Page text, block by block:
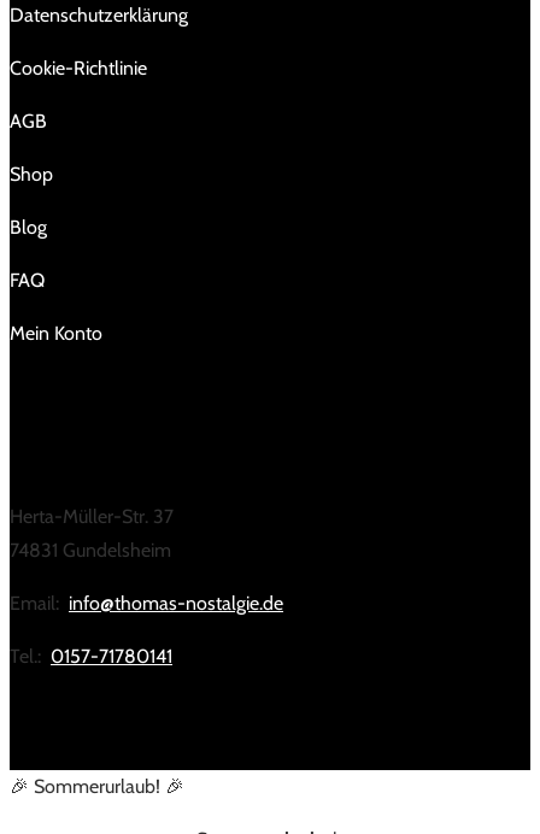
Da­ten­schutz­er­klä­rung
Cookie-Richtlinie
AGB
Shop
Blog
FAQ
Mein Konto
Herta-Müller-Str. 37
74831 Gundelsheim
Email: info@thomas-nostalgie.de
Tel.: 0157-71780141
🎉 Sommerurlaub! 🎉